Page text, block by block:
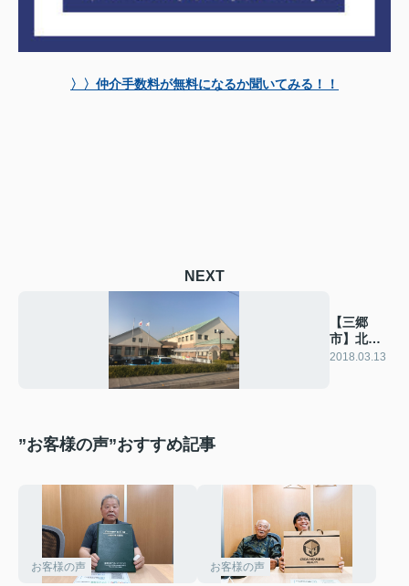
〉〉仲介手数料が無料になるか聞いてみる！！
NEXT
【三郷
市】北部
図書館
2018.03.13
”お客様の声”おすすめ記事
お客様の声 お客様の声